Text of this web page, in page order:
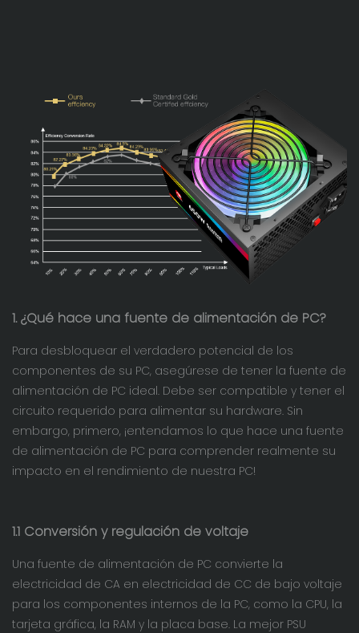
1. ¿Qué hace una fuente de alimentación de PC?
Para desbloquear el verdadero potencial de los
componentes de su PC, asegúrese de tener la fuente de
alimentación de PC ideal. Debe ser compatible y tener el
circuito requerido para alimentar su hardware. Sin
embargo, primero, ¡entendamos lo que hace una fuente
de alimentación de PC para comprender realmente su
impacto en el rendimiento de nuestra PC!
1.1 Conversión y regulación de voltaje
Una fuente de alimentación de PC convierte la
electricidad de CA en electricidad de CC de bajo voltaje
para los componentes internos de la PC, como la CPU, la
tarjeta gráfica, la RAM y la placa base. La mejor PSU